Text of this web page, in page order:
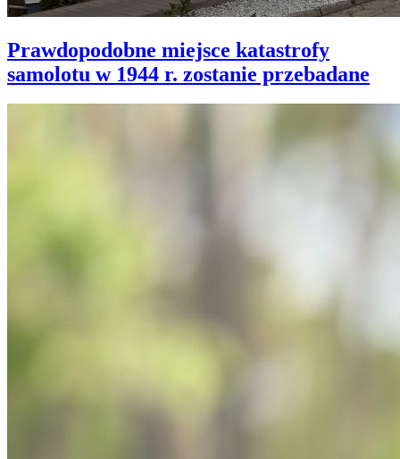
Prawdopodobne miejsce katastrofy
samolotu w 1944 r. zostanie przebadane